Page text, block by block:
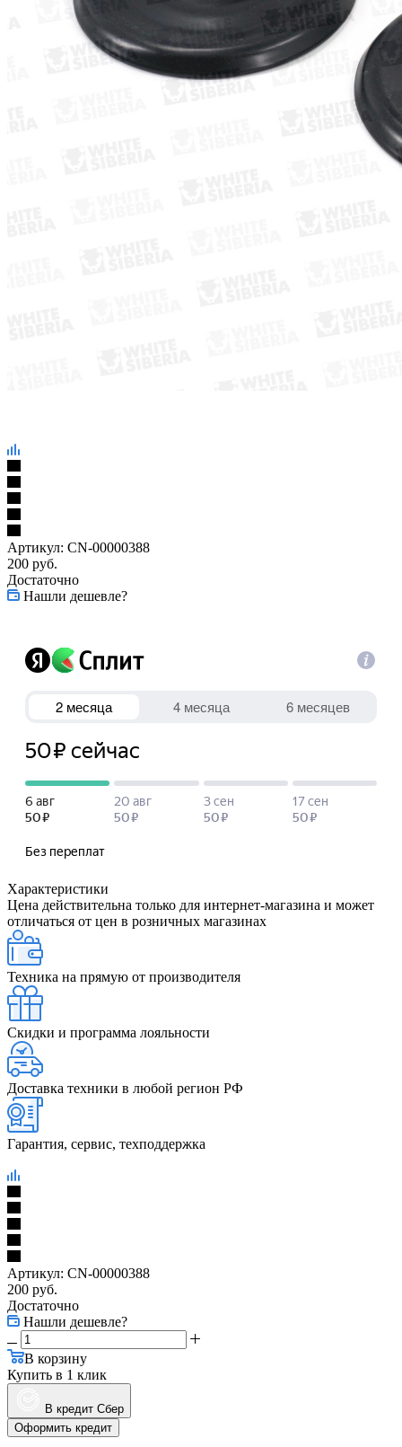
Артикул: CN-00000388
200 руб.
Достаточно
Нашли дешевле?
Характеристики
Цена действительна только для интернет-магазина и может
отличаться от цен в розничных магазинах
Техника на прямую от производителя
Скидки и программа лояльности
Доставка техники в любой регион РФ
Гарантия, сервис, техподдержка
Артикул: CN-00000388
200 руб.
Достаточно
Нашли дешевле?
В корзину
Купить в 1 клик
В кредит Сбер
Оформить кредит